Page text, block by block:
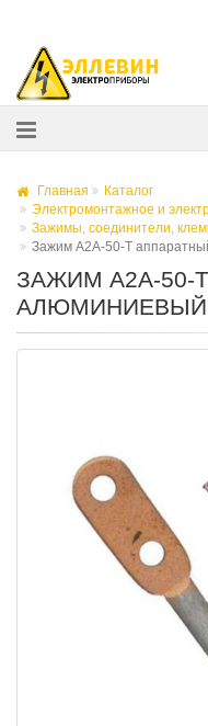
Главная
Каталог
Электромонтажное и
Зажимы, соединители,
Зажим А2А-50-Т
ЗАЖИМ А2А-50-
АЛЮМИНИЕВЫЙ